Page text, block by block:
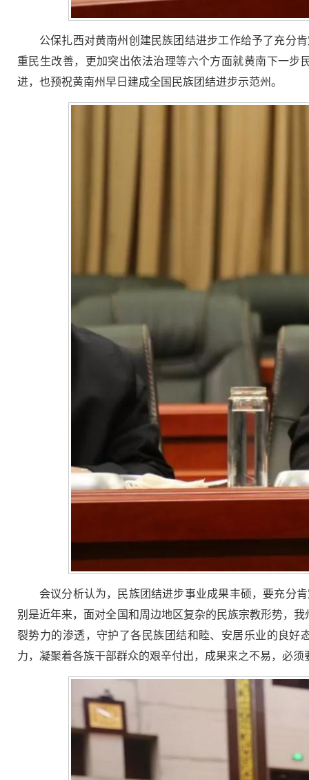
公保扎西对黄南州创建民族团结进步工作给予了充分
重民生改善，更加突出依法治理等六个方面就黄南下一
进，也预祝黄南州早日建成全国民族团结进步示范州。
会议分析认为，民族团结进步事业成果丰硕，要充分
别是近年来，面对全国和周边地区复杂的民族宗教形势，
裂势力的渗透，守护了各民族团结和睦、安居乐业的良
力，凝聚着各族干部群众的艰辛付出，成果来之不易，必